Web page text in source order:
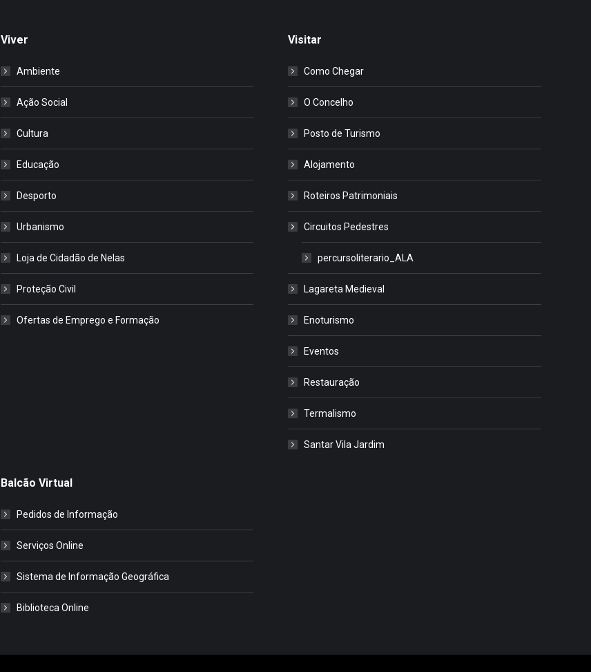
Viver
Ambiente
Ação Social
Cultura
Educação
Desporto
Urbanismo
Loja de Cidadão de Nelas
Proteção Civil
Ofertas de Emprego e Formação
Visitar
Como Chegar
O Concelho
Posto de Turismo
Alojamento
Roteiros Patrimoniais
Circuitos Pedestres
percursoliterario_ALA
Lagareta Medieval
Enoturismo
Eventos
Restauração
Termalismo
Santar Vila Jardim
Balcão Virtual
Pedidos de Informação
Serviços Online
Sistema de Informação Geográfica
Biblioteca Online